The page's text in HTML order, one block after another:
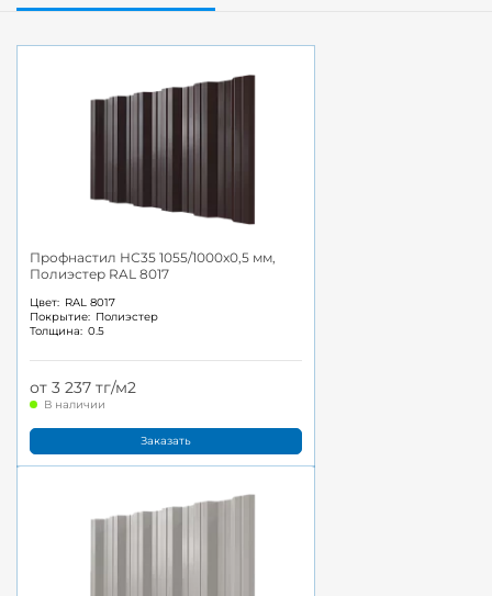
Профнастил НС35 1055/1000x0,5 мм,
Полиэстер RAL 8017
Цвет: RAL 8017
Покрытие: Полиэстер
Толщина: 0.5
от 3 237 тг/м2
В наличии
Заказать